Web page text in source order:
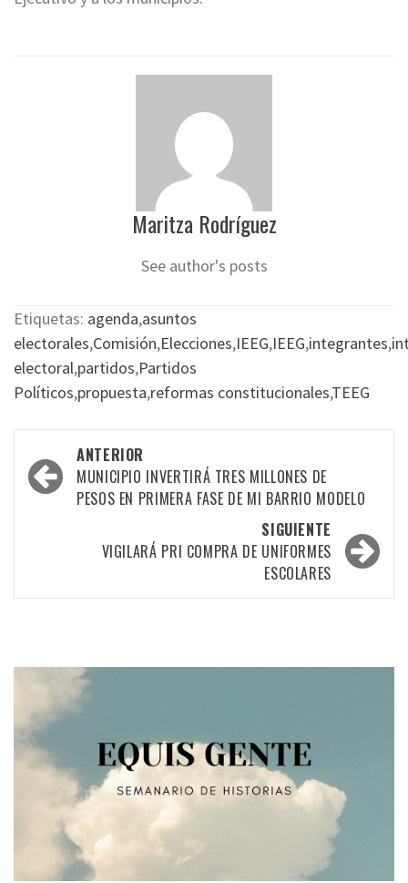
Maritza Rodríguez
See author's posts
Etiquetas: agenda,asuntos
electorales,Comisión,Elecciones,IEEG,IEEG,integrantes,
electoral,partidos,Partidos
Políticos,propuesta,reformas constitucionales,TEEG
Navegación
por
entradas
ANTERIOR
MUNICIPIO INVERTIRÁ TRES MILLONES DE
PESOS EN PRIMERA FASE DE MI BARRIO MODELO
SIGUIENTE
VIGILARÁ PRI COMPRA DE UNIFORMES
ESCOLARES